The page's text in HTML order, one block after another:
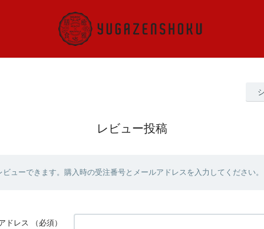
レビュー投稿
ューできます。購入時の受注番号とメールアドレスを入力してください。
ドレス （必須）